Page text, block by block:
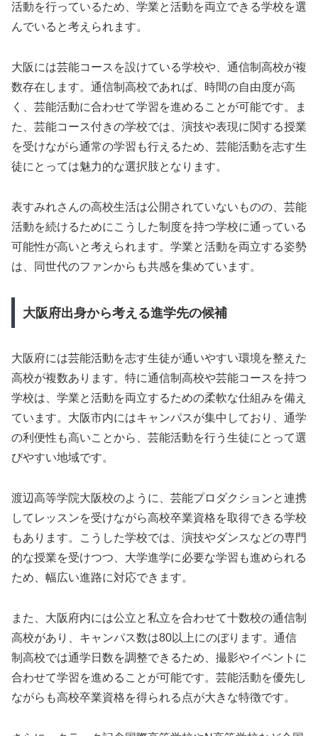
活動を行っているため、学業と活動を両立できる学校を選
んでいると考えられます。
大阪には芸能コースを設けている学校や、通信制高校が複
数存在します。通信制高校であれば、時間の自由度が高
く、芸能活動に合わせて学習を進めることが可能です。ま
た、芸能コース付きの学校では、演技や表現に関する授業
を受けながら通常の学習も行えるため、芸能活動を志す生
徒にとっては魅力的な選択肢となります。
表すみれさんの高校生活は公開されていないものの、芸能
活動を続けるためにこうした制度を持つ学校に通っている
可能性が高いと考えられます。学業と活動を両立する姿勢
は、同世代のファンからも共感を集めています。
大阪府出身から考える進学先の候補
大阪府には芸能活動を志す生徒が通いやすい環境を整えた
高校が複数あります。特に通信制高校や芸能コースを持つ
学校は、学業と活動を両立するための柔軟な仕組みを備え
ています。大阪市内にはキャンパスが集中しており、通学
の利便性も高いことから、芸能活動を行う生徒にとって選
びやすい地域です。
渡辺高等学院大阪校のように、芸能プロダクションと連携
してレッスンを受けながら高校卒業資格を取得できる学校
もあります。こうした学校では、演技やダンスなどの専門
的な授業を受けつつ、大学進学に必要な学習も進められる
ため、幅広い進路に対応できます。
また、大阪府内には公立と私立を合わせて十数校の通信制
高校があり、キャンパス数は80以上にのぼります。通信
制高校では通学日数を調整できるため、撮影やイベントに
合わせて学習を進めることが可能です。芸能活動を優先し
ながらも高校卒業資格を得られる点が大きな特徴です。